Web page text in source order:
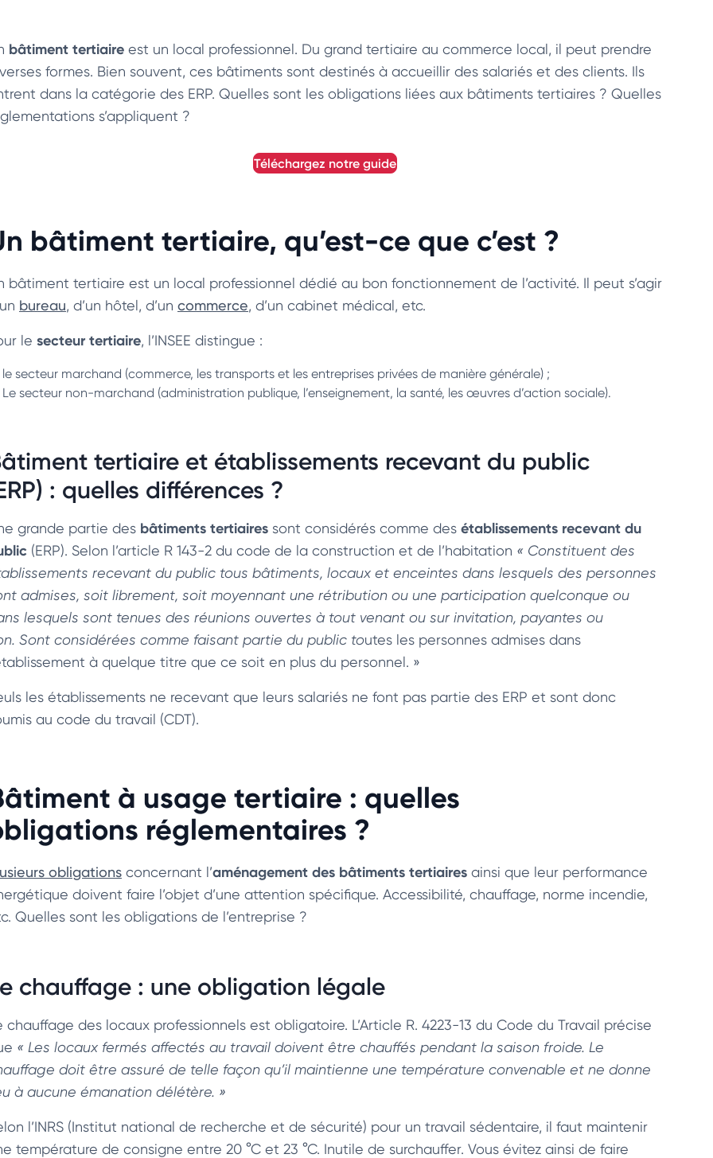
bâtiment tertiaire est un local professionnel. Du grand tertiaire au commerce local, il peut prendre
formes. Bien souvent, ces bâtiments sont destinés à accueillir des salariés et des clients. Ils
dans la catégorie des ERP. Quelles sont les obligations liées aux bâtiments tertiaires ? Quelles
s’appliquent ?
téléchargez notre guide
bâtiment tertiaire, qu’est-ce que c’est ?
bâtiment tertiaire est un local professionnel dédié au bon fonctionnement de l’activité. Il peut s’agir
bureau, d’un hôtel, d’un commerce, d’un cabinet médical, etc.
le secteur tertiaire, l’INSEE distingue :
le secteur marchand (commerce, les transports et les entreprises privées de manière générale) ;
Le secteur non-marchand (administration publique, l’enseignement, la santé, les œuvres d’action sociale).
tertiaire et établissements recevant du public
: quelles différences ?
grande partie des bâtiments tertiaires sont considérés comme des établissements recevant du
(ERP). Selon l’article R 143-2 du code de la construction et de l’habitation « Constituent des
recevant du public tous bâtiments, locaux et enceintes dans lesquels des personnes
admises, soit librement, soit moyennant une rétribution ou une participation quelconque ou
lesquels sont tenues des réunions ouvertes à tout venant ou sur invitation, payantes ou
Sont considérées comme faisant partie du public toutes les personnes admises dans
à quelque titre que ce soit en plus du personnel. »
les établissements ne recevant que leurs salariés ne font pas partie des ERP et sont donc
au code du travail (CDT).
à usage tertiaire : quelles
réglementaires ?
obligations concernant l’aménagement des bâtiments tertiaires ainsi que leur performance
doivent faire l’objet d’une attention spécifique. Accessibilité, chauffage, norme incendie,
Quelles sont les obligations de l’entreprise ?
chauffage : une obligation légale
chauffage des locaux professionnels est obligatoire. L’Article R. 4223-13 du Code du Travail précise
« Les locaux fermés affectés au travail doivent être chauffés pendant la saison froide. Le
doit être assuré de telle façon qu’il maintienne une température convenable et ne donne
à aucune émanation délétère. »
l’INRS (Institut national de recherche et de sécurité) pour un travail sédentaire, il faut maintenir
température de consigne entre 20 °C et 23 °C. Inutile de surchauffer. Vous évitez ainsi de faire